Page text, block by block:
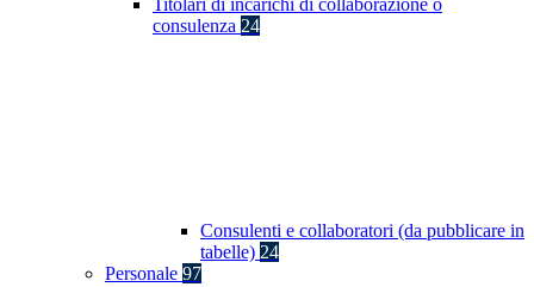
Titolari di incarichi di collaborazione o
consulenza 24
Consulenti e collaboratori (da pubblicare in
tabelle) 24
Personale 97